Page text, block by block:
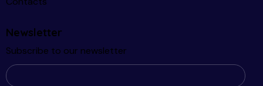
Newsletter
Subscribe to our newsletter